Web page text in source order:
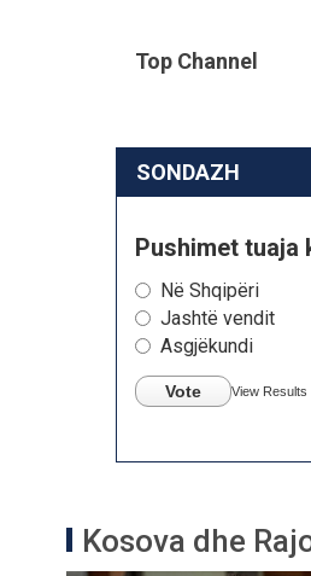
Top Channel
SONDAZH
Pushimet tuaja
Në Shqipëri
Jashtë vendit
Asgjëkundi
Vote View Results
Kosova dhe